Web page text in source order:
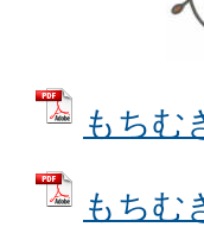
もちむ
もちむ